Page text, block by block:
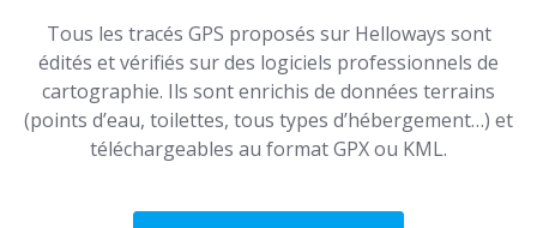
Tous les tracés GPS proposés sur Helloways sont
édités et vérifiés sur des logiciels professionnels de
cartographie. Ils sont enrichis de données terrains
(points d’eau, toilettes, tous types d’hébergement…) et
téléchargeables au format GPX ou KML.